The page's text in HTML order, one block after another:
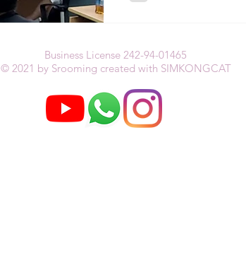
Business License 242-94-01465
© 2021 by Srooming created with SIMKONGCAT